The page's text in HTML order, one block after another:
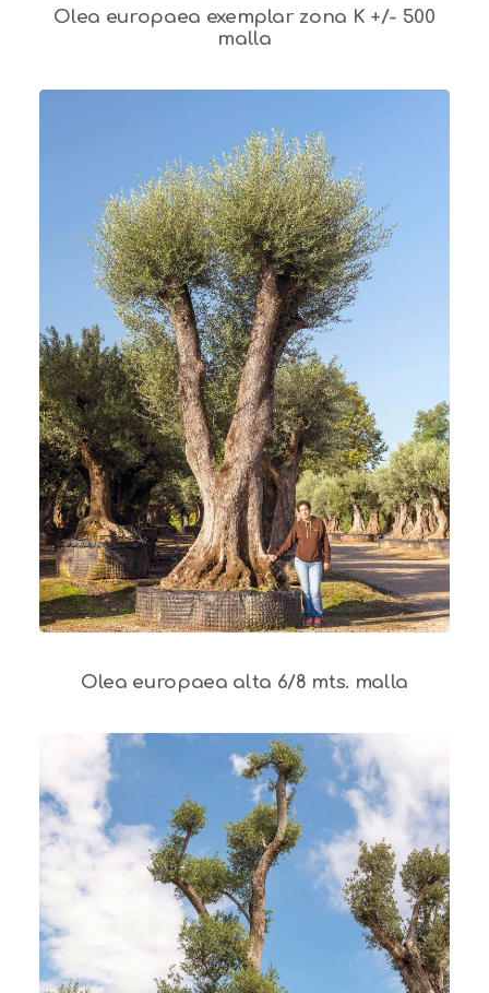
Olea europaea exemplar zona K +/- 500
malla
Olea europaea alta 6/8 mts. malla